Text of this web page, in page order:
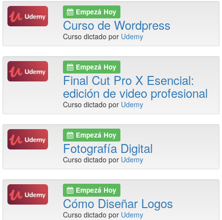
Empezá Hoy
Curso de Wordpress
Curso dictado por Udemy
Empezá Hoy
Final Cut Pro X Esencial:
edición de video profesional
Curso dictado por Udemy
Empezá Hoy
Fotografía Digital
Curso dictado por Udemy
Empezá Hoy
Cómo Diseñar Logos
Curso dictado por Udemy